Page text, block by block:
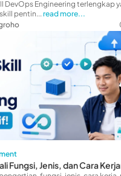
DevOps Engineering terlengkap
pentin...read more...
Fungsi, Jenis, dan Cara